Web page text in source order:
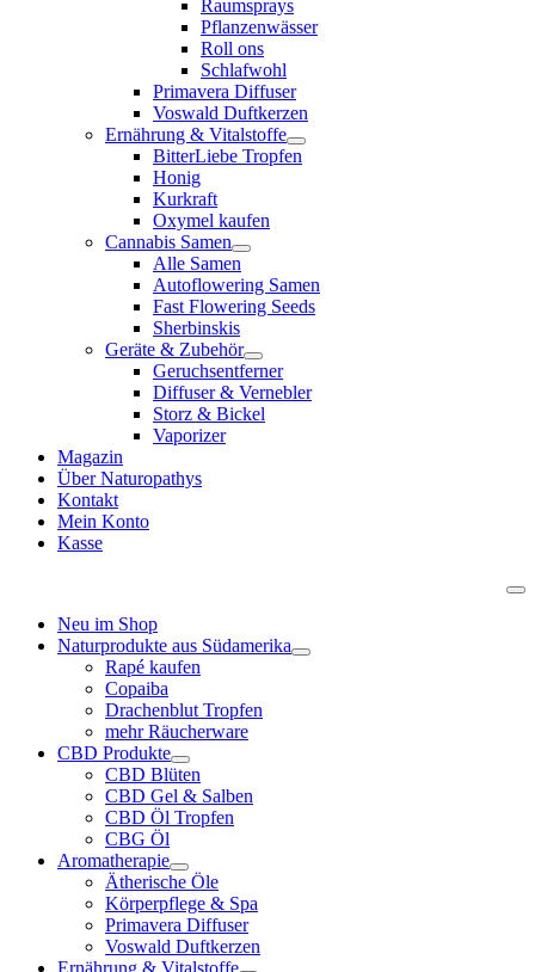
Raumsprays
Pflanzenwässer
Roll ons
Schlafwohl
Primavera Diffuser
Voswald Duftkerzen
Ernährung & Vitalstoffe
BitterLiebe Tropfen
Honig
Kurkraft
Oxymel kaufen
Cannabis Samen
Alle Samen
Autoflowering Samen
Fast Flowering Seeds
Sherbinskis
Geräte & Zubehör
Geruchsentferner
Diffuser & Vernebler
Storz & Bickel
Vaporizer
Magazin
Über Naturopathys
Kontakt
Mein Konto
Kasse
Neu im Shop
Naturprodukte aus Südamerika
Rapé kaufen
Copaiba
Drachenblut Tropfen
mehr Räucherware
CBD Produkte
CBD Blüten
CBD Gel & Salben
CBD Öl Tropfen
CBG Öl
Aromatherapie
Ätherische Öle
Körperpflege & Spa
Primavera Diffuser
Voswald Duftkerzen
Ernährung & Vitalstoffe